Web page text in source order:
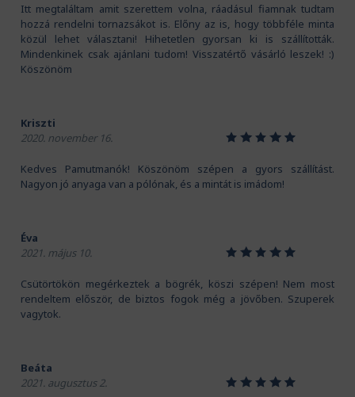
Itt megtaláltam amit szerettem volna, ráadásul fiamnak tudtam
hozzá rendelni tornazsákot is. Előny az is, hogy többféle minta
közül lehet választani! Hihetetlen gyorsan ki is szállították.
Mindenkinek csak ajánlani tudom! Visszatértő vásárló leszek! :)
Köszönöm
Kriszti
2020. november 16.
12345
Kedves Pamutmanók! Köszönöm szépen a gyors szállítást.
Nagyon jó anyaga van a pólónak, és a mintát is imádom!
Éva
2021. május 10.
12345
Csütörtökön megérkeztek a bögrék, köszi szépen! Nem most
rendeltem először, de biztos fogok még a jövőben. Szuperek
vagytok.
Beáta
2021. augusztus 2.
12345